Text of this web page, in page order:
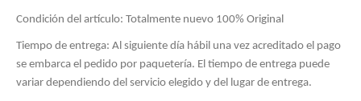
Condición del artículo: Totalmente nuevo 100% Original
Tiempo de entrega: Al siguiente día hábil una vez acreditado el pago
se embarca el pedido por paquetería. El tiempo de entrega puede
variar dependiendo del servicio elegido y del lugar de entrega.